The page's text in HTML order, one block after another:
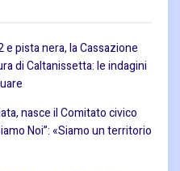
e pista nera, la Cassazione
di Caltanissetta: le indagini
nasce il Comitato civico
Noi”: «Siamo un territorio